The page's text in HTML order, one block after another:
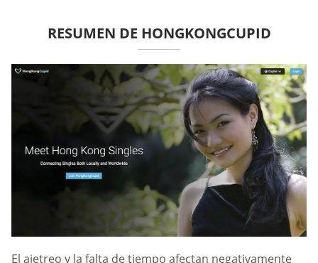
RESUMEN DE HONGKONGCUPID
El ajetreo y la falta de tiempo afectan negativamente